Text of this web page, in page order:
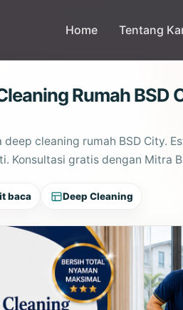
Home Tentang
Rumah BSD
cleaning rumah BSD City.
Konsultasi gratis dengan Mitra
baca Deep Cleaning